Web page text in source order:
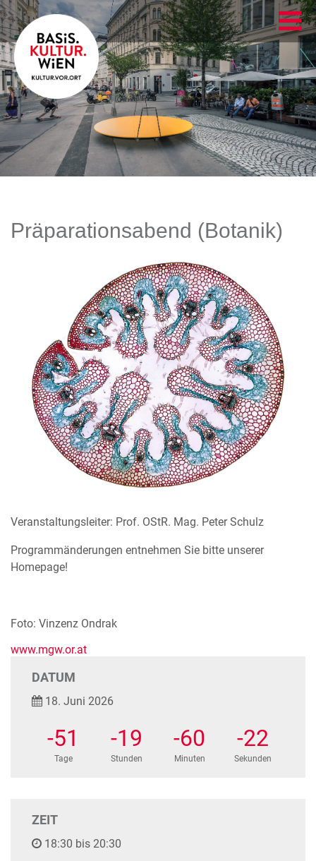
Präparationsabend (Botanik)
Veranstaltungsleiter: Prof. OStR. Mag. Peter Schulz
Programmänderungen entnehmen Sie bitte unserer
Homepage!
Foto: Vinzenz Ondrak
www.mgw.or.at
DATUM
18. Juni 2026
-51
Tage
-19
Stunden
-60
Minuten
-22
Sekunden
ZEIT
18:30 bis 20:30